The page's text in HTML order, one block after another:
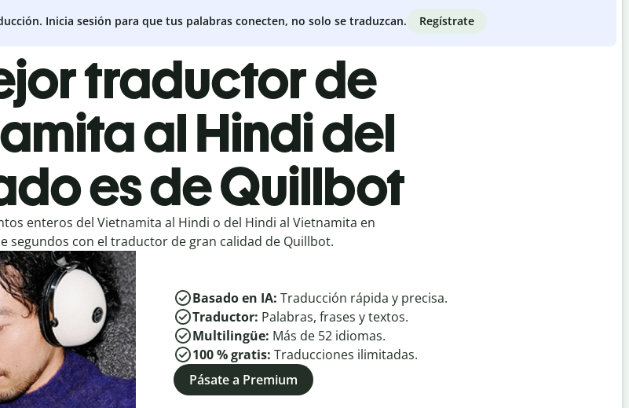
Inicia sesión para que tus palabras conecten, no solo se traduzcan. Regístrate
traductor de
al Hindi del
es de Quillbot
enteros del Vietnamita al Hindi o del Hindi al Vietnamita en
segundos con el traductor de gran calidad de Quillbot.
Basado en IA: Traducción rápida y precisa.
Traductor: Palabras, frases y textos.
Multilingüe: Más de 52 idiomas.
100 % gratis: Traducciones ilimitadas.
Pásate a Premium